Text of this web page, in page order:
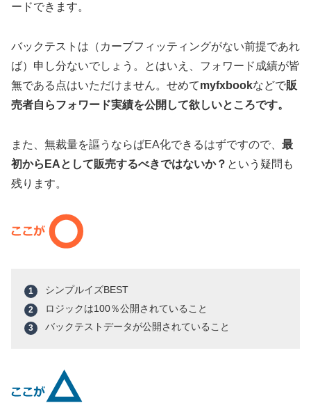
ードできます。
バックテストは（カーブフィッティングがない前提であれ
ば）申し分ないでしょう。とはいえ、フォワード成績が皆
無である点はいただけません。せめてmyfxbookなどで販
売者自らフォワード実績を公開して欲しいところです。
また、無裁量を謳うならばEA化できるはずですので、 最
初からEAとして販売するべきではないか？ という疑問も
残ります。
シンプルイズBEST
ロジックは100％公開されていること
バックテストデータが公開されていること